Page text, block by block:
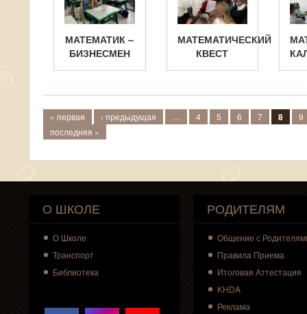
МАТЕМАТИК –
БИЗНЕСМЕН
МАТЕМАТИЧЕСКИЙ
КВЕСТ
« первая ‹ предыдущая … 4 5 6 7 8
9
последняя »
О ШКОЛЕ
О Школе
Транспорт
Библиотека
РОДИТЕЛЯМ
Общение с
Правила Приема
Итоговая Аттестация
KHDA
Реклама